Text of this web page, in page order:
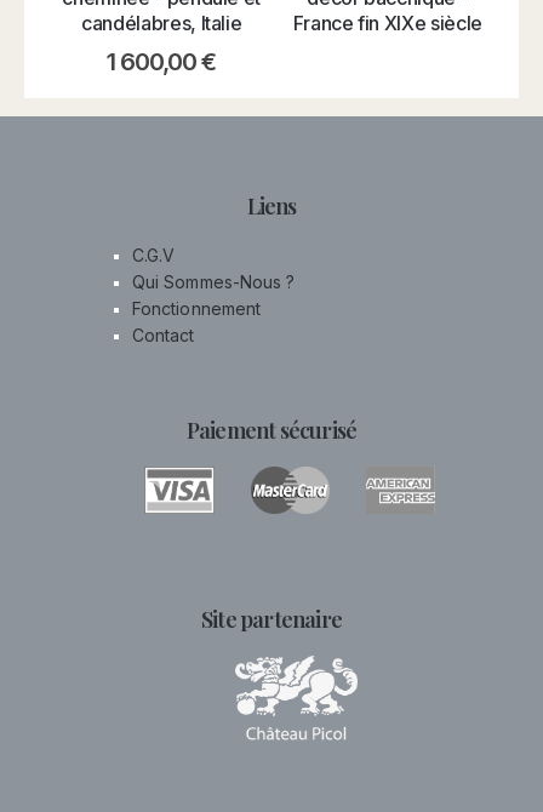
candélabres, Italie
1 600,00€
France fin XIXe siècle
Liens
C.G.V
Qui Sommes-Nous ?
Fonctionnement
Contact
Paiement sécurisé
Site partenaire